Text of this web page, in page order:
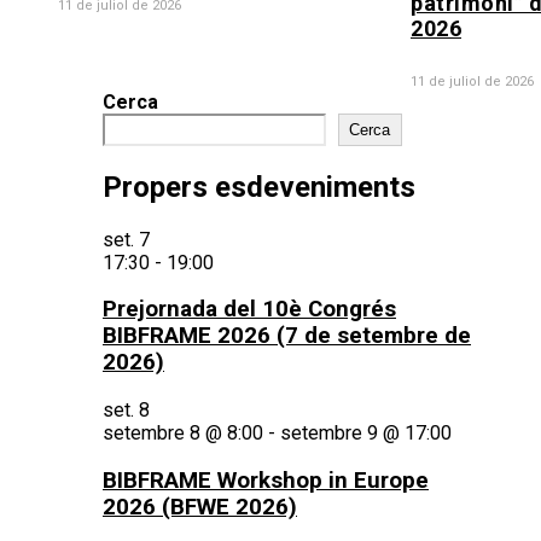
11 de juliol de 2026
2026
11 de juliol de 2026
Cerca
Cerca
Propers esdeveniments
set. 7
17:30 - 19:00
Prejornada del 10è Congrés
BIBFRAME 2026 (7 de setembre de
2026)
set. 8
setembre 8 @ 8:00 - setembre 9 @ 17:00
BIBFRAME Workshop in Europe
2026 (BFWE 2026)